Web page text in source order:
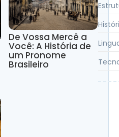
De Vossa Mercê a
Você: A História de
um Pronome
Brasileiro